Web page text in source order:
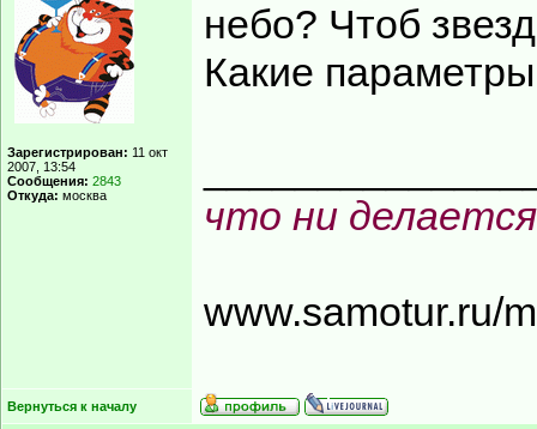
Зарегистрирован: 11 окт
2007, 13:54
Сообщения: 2843
Откуда: москва
небо? Чтоб
Какие
что ни
www.samotur.ru/
Вернуться к началу